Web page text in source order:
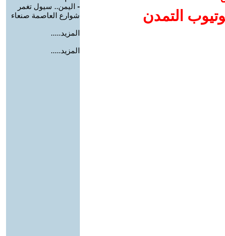
التمدن
- اليمن.. سيول تغمر
شوارع العاصمة صنعاء
المزيد.....
المزيد.....